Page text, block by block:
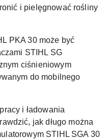
i pielęgnować rośliny
PKA 30 może być
STIHL SG
ciśnieniowym
do mobilnego
i ładowania
jak długo można
STIHL SGA 30